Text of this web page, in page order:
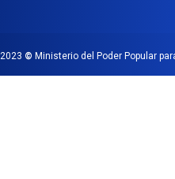
2023 © Ministerio del Poder Popular